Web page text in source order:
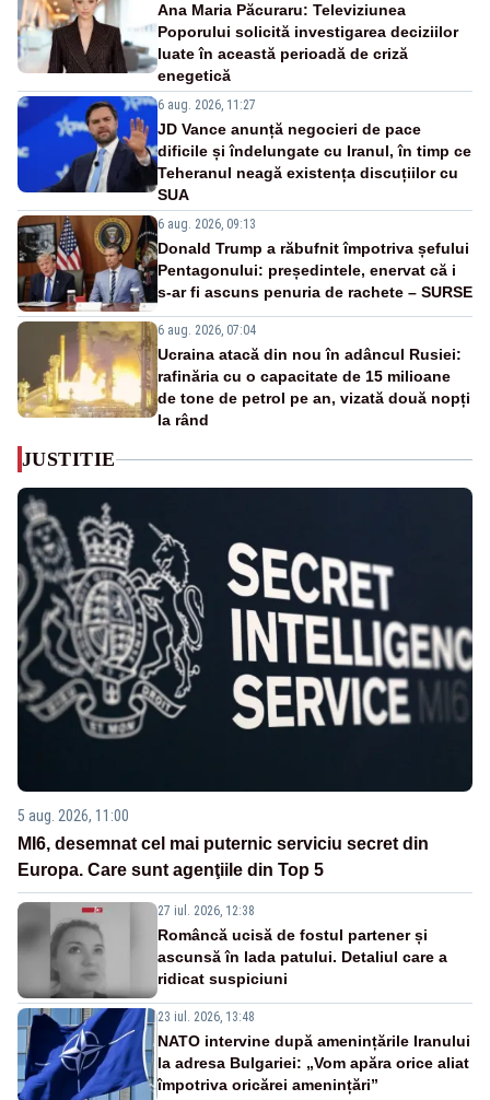
Ana Maria Păcuraru: Televiziunea
Poporului solicită investigarea deciziilor
luate în această perioadă de criză
enegetică
6 aug. 2026, 11:27
JD Vance anunță negocieri de pace
dificile și îndelungate cu Iranul, în timp ce
Teheranul neagă existența discuțiilor cu
SUA
6 aug. 2026, 09:13
Donald Trump a răbufnit împotriva șefului
Pentagonului: președintele, enervat că i
s-ar fi ascuns penuria de rachete – SURSE
6 aug. 2026, 07:04
Ucraina atacă din nou în adâncul Rusiei:
rafinăria cu o capacitate de 15 milioane
de tone de petrol pe an, vizată două nopți
la rând
JUSTITIE
5 aug. 2026, 11:00
MI6, desemnat cel mai puternic serviciu secret din
Europa. Care sunt agenţiile din Top 5
27 iul. 2026, 12:38
Româncă ucisă de fostul partener și
ascunsă în lada patului. Detaliul care a
ridicat suspiciuni
23 iul. 2026, 13:48
NATO intervine după amenințările Iranului
la adresa Bulgariei: „Vom apăra orice aliat
împotriva oricărei amenințări”